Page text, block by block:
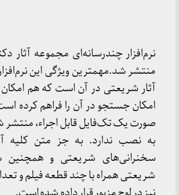
نرم‌افزار چندرسانه‌ای مجموعه آثار
منتشر شد.مهمترین ویژگی این
آثار شریعتی در آن است که هم
امکان جستجو در آن را فراهم کرده
صورت یک تک‌فایل قابل اجراء، منتشر
به نصب ندارد. به جز متن کلیه
سخنرانی‌های شریعتی و همچنین
شریعتی همراه با چند قطعه فیلم و